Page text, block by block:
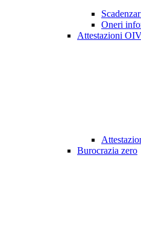
Oneri
Attestazioni
Burocrazia zero